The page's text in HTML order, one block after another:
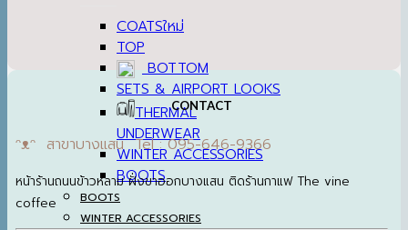
COATS
TOP
BOTTOM
SETS & AIRPORT LOOKS
THERMAL
UNDERWEAR
WINTER ACCESSORIES
BOOTS
BOOTS
WINTER ACCESSORIES
CONTACT
ᵔᴥᵔ สาขาบางแสน Tel : 095-646-9366
หน้าร้านถนนข้าวหลาม ฝั่งขาออกบางแสน ติดร้านกาแฟ The vine
coffee